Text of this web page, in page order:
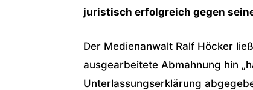
juristisch erfolgreich gegen
Der Medienanwalt Ralf Höcker
ausgearbeitete Abmahnung hin
Unterlassungserklärung